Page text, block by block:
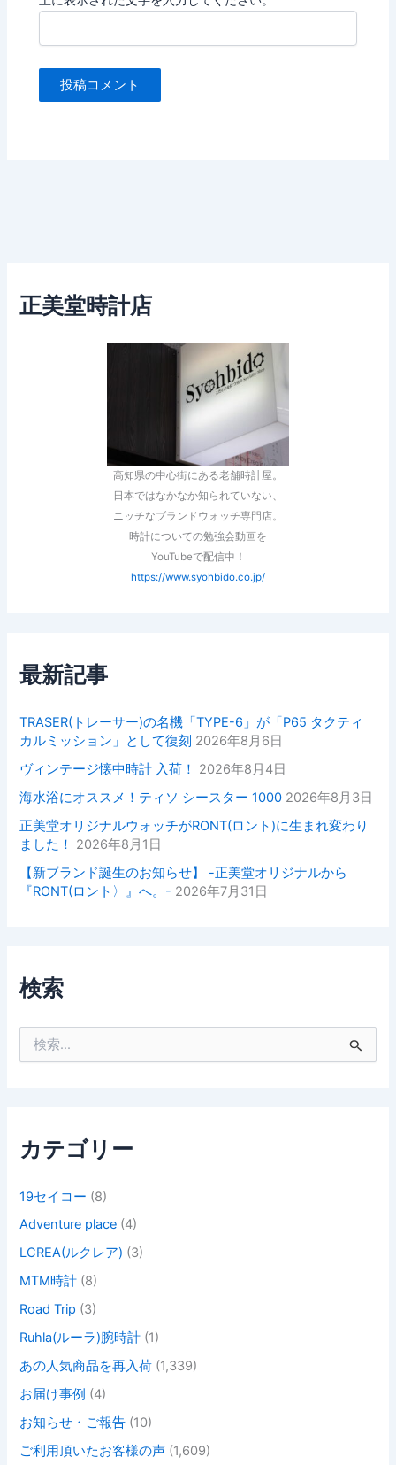
正美堂時計店
高知県の中心街にある老舗時計屋。
日本ではなかなか知られていない、
ニッチなブランドウォッチ専門店。
時計についての勉強会動画を
YouTubeで配信中！
https://www.syohbido.co.jp/
最新記事
TRASER(トレーサー)の名機「TYPE-6」が「P65 タクティ
カルミッション」として復刻 2026年8月6日
ヴィンテージ懐中時計 入荷！
2026年8月4日
海水浴にオススメ！ティソ シースター 1000 2026年8月3日
正美堂オリジナルウォッチがRONT(ロント)に生まれ変わり
ました！
2026年8月1日
【新ブランド誕生のお知らせ】 -正美堂オリジナルから
『RONT(ロント〉』へ。- 2026年7月31日
検索
カテゴリー
19セイコー (8)
Adventure place (4)
LCREA(ルクレア) (3)
MTM時計 (8)
Road Trip (3)
Ruhla(ルーラ)腕時計 (1)
あの人気商品を再入荷 (1,339)
お届け事例 (4)
お知らせ・ご報告 (10)
ご利用頂いたお客様の声 (1,609)